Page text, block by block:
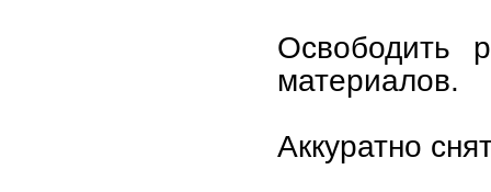
Освободить
материалов.
Аккуратно